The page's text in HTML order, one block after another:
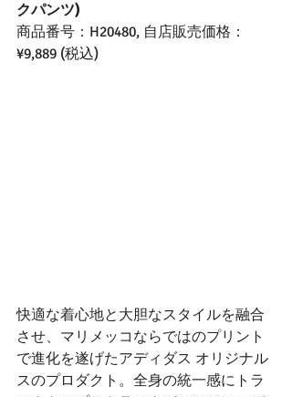
クパンツ)
商品番号：H20480, 自店販売価格：
¥9,889 (税込)
快適な着心地と大胆なスタイルを融合
させ、マリメッコならではのプリント
で進化を遂げたアディダス オリジナル
スのプロダクト。全身の統一感にトラ